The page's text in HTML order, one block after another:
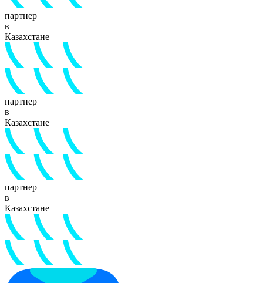
партнер
в
Казахстане
партнер
в
Казахстане
партнер
в
Казахстане